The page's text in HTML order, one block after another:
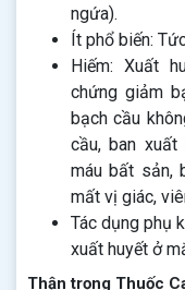
ngứa).
Ít phổ biến:
Hiếm: Xuất
chứng giảm
bạch cầu
cầu, ban xuất
máu bất sản,
mất vị giác,
Tác dụng phụ
xuất huyết ở
Thận trọng Thuốc